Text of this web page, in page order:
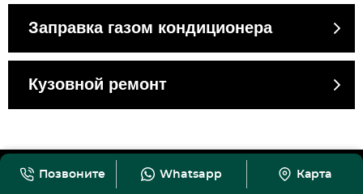
Заправка газом кондиционера
Кузовной ремонт
Позвоните Whatsapp Карта